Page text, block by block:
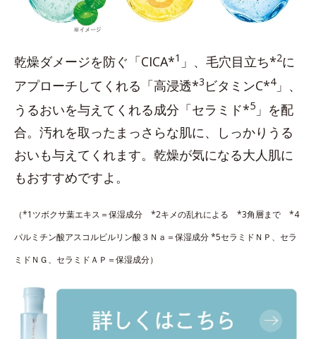
乾燥ダメージを防ぐ「CICA*1 」、毛穴目立ち*2に
アプローチしてくれる「高浸透*3 ビタミンC*4」、
うるおいを与えてくれる成分「セラミド*5 」を配
合。汚れを取ったまっさらな肌に、しっかりうる
おいも与えてくれます。乾燥が気になる大人肌に
もおすすめですよ。
（*1ツボクサ葉エキス＝保湿成分 *2キメの乱れによる *3角層まで *4
パルミチン酸アスコルビルリン酸３Ｎａ＝保湿成分 *5セラミドＮＰ、セラ
ミドＮＧ、セラミドＡＰ＝保湿成分）